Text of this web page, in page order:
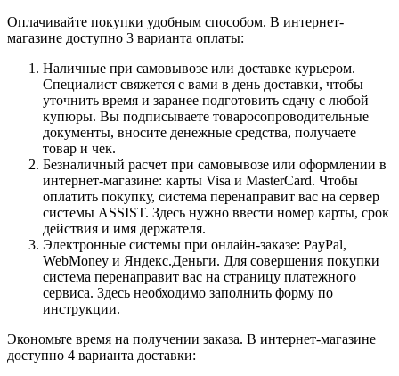
Оплачивайте покупки удобным способом. В интернет-
магазине доступно 3 варианта оплаты:
Наличные при самовывозе или доставке курьером.
Специалист свяжется с вами в день доставки, чтобы
уточнить время и заранее подготовить сдачу с любой
купюры. Вы подписываете товаросопроводительные
документы, вносите денежные средства, получаете
товар и чек.
Безналичный расчет при самовывозе или оформлении в
интернет-магазине: карты Visa и MasterCard. Чтобы
оплатить покупку, система перенаправит вас на сервер
системы ASSIST. Здесь нужно ввести номер карты, срок
действия и имя держателя.
Электронные системы при онлайн-заказе: PayPal,
WebMoney и Яндекс.Деньги. Для совершения покупки
система перенаправит вас на страницу платежного
сервиса. Здесь необходимо заполнить форму по
инструкции.
Экономьте время на получении заказа. В интернет-магазине
доступно 4 варианта доставки: